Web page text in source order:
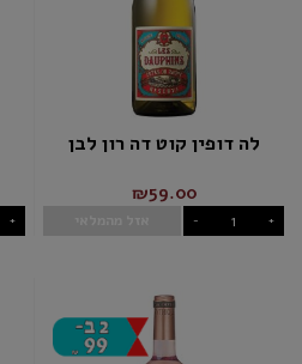
לה דופין קוט דה רון לבן
₪59.00
- +
+